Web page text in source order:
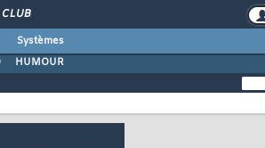
CLUB
Systèmes
HUMOUR